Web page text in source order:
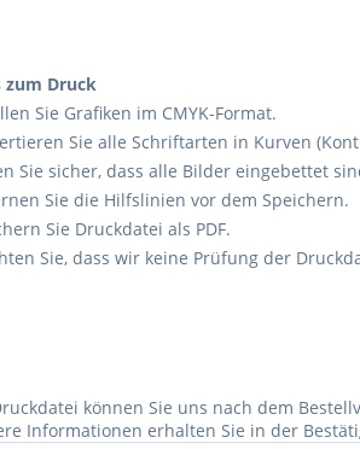
zum Druck
Sie Grafiken im CMYK-Format.
Sie alle Schriftarten in Kurven
Sie sicher, dass alle Bilder eingebettet
Sie die Hilfslinien vor dem Speichern.
Sie Druckdatei als PDF.
Sie, dass wir keine Prüfung der
können Sie uns nach dem
Informationen erhalten Sie in der